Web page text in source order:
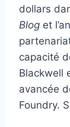
dollars
Blog et
capacité
Blackwell
avancée
Foundry.